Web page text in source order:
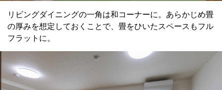
リビングダイニングの一角は和コーナーに。あらかじめ畳
の厚みを想定しておくことで、畳をひいたスペースもフル
フラットに。